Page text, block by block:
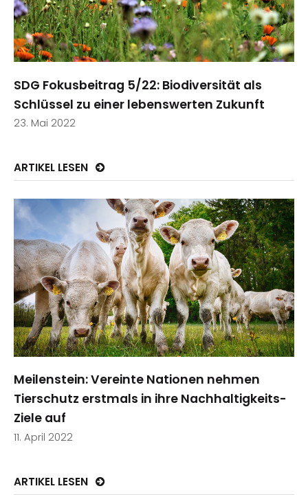
SDG Fokusbeitrag 5/22: Biodiversität als
Schlüssel zu einer lebenswerten Zukunft
23. Mai 2022
ARTIKEL LESEN
Meilenstein: Vereinte Nationen nehmen
Tierschutz erstmals in ihre Nachhaltigkeits-
Ziele auf
11. April 2022
ARTIKEL LESEN